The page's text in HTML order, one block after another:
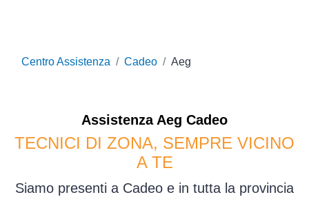
Centro Assistenza Cadeo Aeg
Assistenza Aeg Cadeo
TECNICI DI ZONA, SEMPRE VICINO
A TE
Siamo presenti a Cadeo e in tutta la provincia